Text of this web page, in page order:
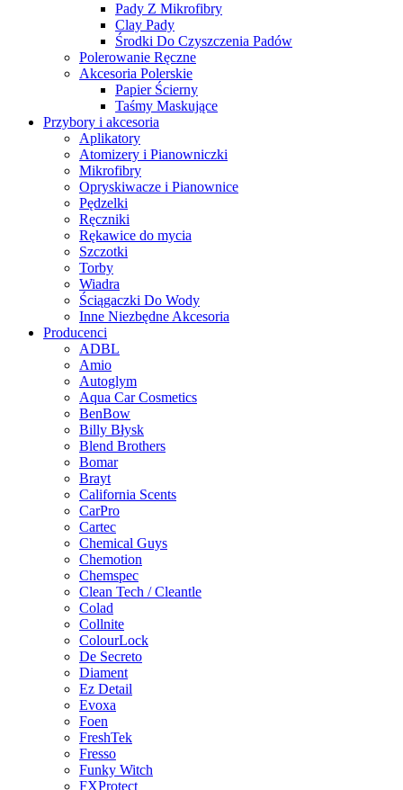
Pady Z Mikrofibry
Clay Pady
Środki Do Czyszczenia Padów
Polerowanie Ręczne
Akcesoria Polerskie
Papier Ścierny
Taśmy Maskujące
Przybory i akcesoria
Aplikatory
Atomizery i Pianowniczki
Mikrofibry
Opryskiwacze i Pianownice
Pędzelki
Ręczniki
Rękawice do mycia
Szczotki
Torby
Wiadra
Ściągaczki Do Wody
Inne Niezbędne Akcesoria
Producenci
ADBL
Amio
Autoglym
Aqua Car Cosmetics
BenBow
Billy Błysk
Blend Brothers
Bomar
Brayt
California Scents
CarPro
Cartec
Chemical Guys
Chemotion
Chemspec
Clean Tech / Cleantle
Colad
Collnite
ColourLock
De Secreto
Diament
Ez Detail
Evoxa
Foen
FreshTek
Fresso
Funky Witch
FXProtect